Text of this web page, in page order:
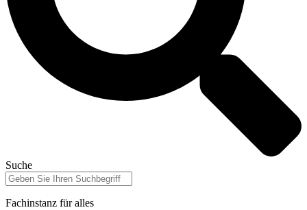
Suche
Fachinstanz für alles